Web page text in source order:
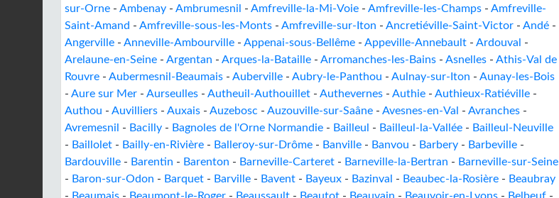
sur-Orne - Ambenay - Ambrumesnil - Amfreville-la-Mi-Voie - Amfreville-les-Champs - Amfreville-
Saint-Amand - Amfreville-sous-les-Monts - Amfreville-sur-Iton - Ancretiéville-Saint-Victor - Andé -
Angerville - Anneville-Ambourville - Appenai-sous-Bellême - Appeville-Annebault - Ardouval
-
Arelaune-en-Seine - Argentan - Arques-la-Bataille - Arromanches-les-Bains - Asnelles - Athis-Val de
Rouvre - Aubermesnil-Beaumais - Auberville - Aubry-le-Panthou - Aulnay-sur-Iton - Aunay-les-Bois
- Aure sur Mer - Aurseulles - Autheuil-Authouillet - Authevernes - Authie - Authieux-Ratiéville -
Authou - Auvilliers - Auxais - Auzebosc - Auzouville-sur-Saâne - Avesnes-en-Val - Avranches -
Avremesnil
- Bacilly - Bagnoles de l'Orne Normandie - Bailleul - Bailleul-la-Vallée - Bailleul-Neuville
- Baillolet - Bailly-en-Rivière - Balleroy-sur-Drôme - Banville - Banvou - Barbery - Barbeville -
Bardouville - Barentin - Barenton - Barneville-Carteret - Barneville-la-Bertran - Barneville-sur-Seine
- Baron-sur-Odon - Barquet - Barville - Bavent - Bayeux - Bazinval - Beaubec-la-Rosière - Beaubray